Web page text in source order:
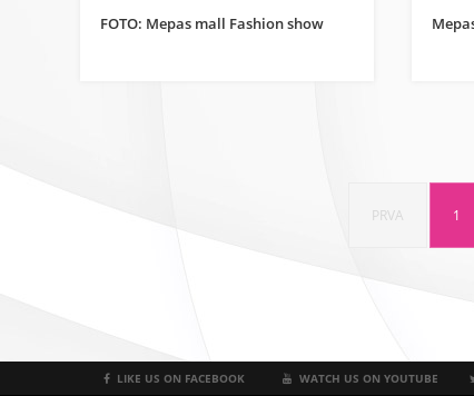
FOTO: Mepas mall Fashion show
PRVA 1
LIKE US ON FACEBOOK WATCH US ON YOUTUBE